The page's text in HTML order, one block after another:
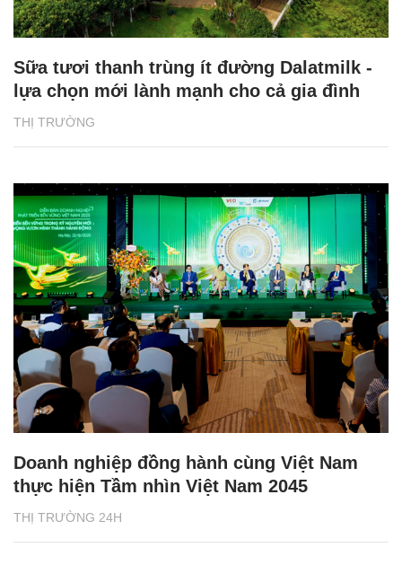
THỊ TRƯỜNG
Sữa tươi thanh trùng ít đường Dalatmilk -
lựa chọn mới lành mạnh cho cả gia đình
THỊ TRƯỜNG 24H
Doanh nghiệp đồng hành cùng Việt Nam
thực hiện Tầm nhìn Việt Nam 2045